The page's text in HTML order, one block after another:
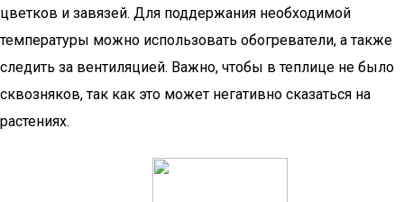
цветков и завязей. Для поддержания необходимой
температуры можно использовать обогреватели, а также
следить за вентиляцией. Важно, чтобы в теплице не было
сквозняков, так как это может негативно сказаться на
растениях.